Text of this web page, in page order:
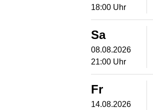
18:00 Uhr
Sa
08.08.2026
21:00 Uhr
Fr
14.08.2026